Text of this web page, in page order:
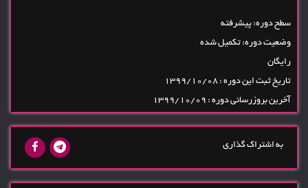
سطح دوره: پیشرفته
وضعیت دوره: تکمیل شده
رایگان
تاریخ ثبت این دوره : 1399/10/08
آخرین بروزرسانی دوره : 1399/10/09
به اشتراک گذاری